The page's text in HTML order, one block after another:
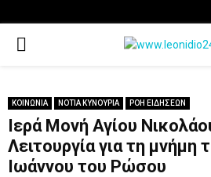
PRIMARY
ΚΟΙΝΩΝΙΑ ΝΟΤΙΑ ΚΥΝΟΥΡΙΑ ΡΟΗ ΕΙΔΗΣΕΩΝ
Ιερά Μονή Αγίου
Λειτουργία για τη μνήμη
Ιωάννου του Ρώσου